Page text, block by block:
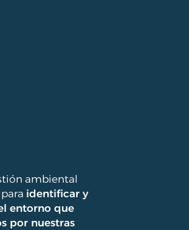
ambiental
identificar y
entorno que
por nuestras